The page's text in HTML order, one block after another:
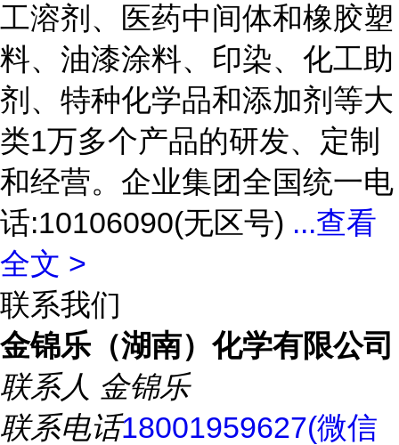
工溶剂、医药中间体和橡胶塑
料、油漆涂料、印染、化工助
剂、特种化学品和添加剂等大
类1万多个产品的研发、定制
和经营。企业集团全国统一电
话:10106090(无区号) ...查看
全文 >
联系我们
金锦乐（湖南）化学有限公司
联系人 金锦乐
联系电话18001959627(微信